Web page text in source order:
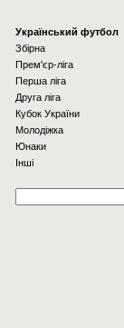
Українcький футбол
Збірна
Прем'єр-ліга
Перша ліга
Друга ліга
Кубок України
Молодіжка
Юнаки
Інші